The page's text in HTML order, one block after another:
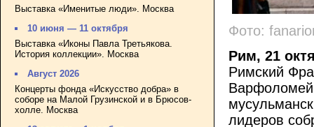
Выставка «Именитые люди». Москва
10 июня — 11 октября
Выставка «Иконы Павла Третьякова.
История коллекции». Москва
Август 2026
Концерты фонда «Искусство добра» в
соборе на Малой Грузинской и в Брюсов-
холле. Москва
Фото:
Рим, 21
Римский
Варфоломей
лидеров